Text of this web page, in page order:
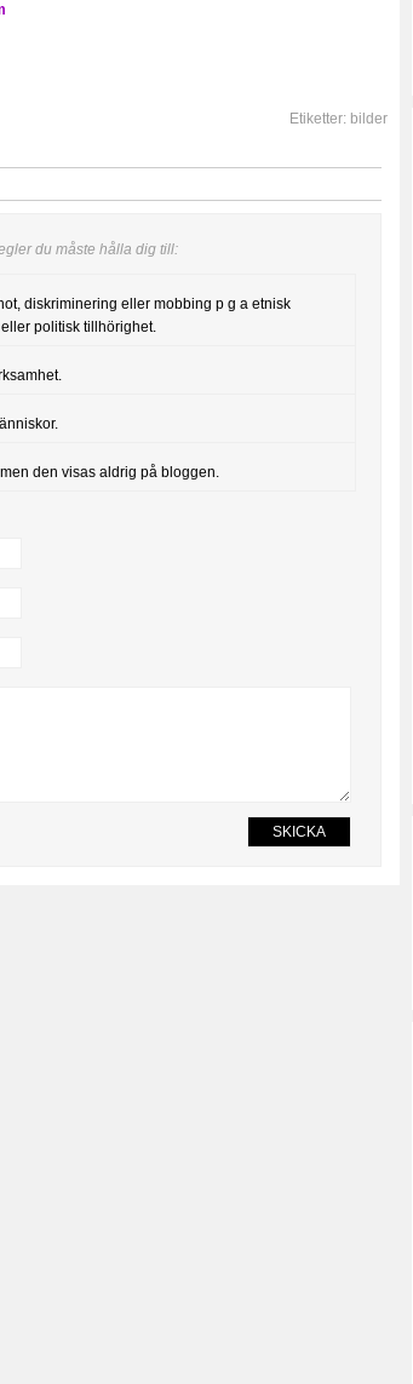
Etiketter: bilder
du måste hålla dig till:
diskriminering eller mobbing p g a etnisk
politisk tillhörighet.
den visas aldrig på bloggen.